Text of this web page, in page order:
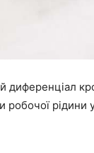
диференціал
робочої рідини